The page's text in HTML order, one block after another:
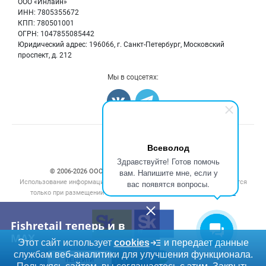
Всеволод
Здравствуйте! Готов помочь
вам. Напишите мне, если у
вас появятся вопросы.
Fishretail теперь и в
MAX
ПЕРЕЙТИ
ООО «Инлайн»
ИНН: 7805355672
КПП: 780501001
ОГРН: 1047855085442
Юридический адрес: 196066, г. Санкт-Петербург, Московский
проспект, д. 212
Блог
Мы в соцсетях:
Счетчики, авторское право, логотипы
© 2006‑2026 ООО “Инлайн”. 12+ Все права защищены.
Использование информации, размещенной на данном сайте, допускается
только при размещении активной гиперссылки на сайт
fishretail.ru
Этот сайт использует cookies
и передает данные
службам веб-аналитики для улучшения функционала.